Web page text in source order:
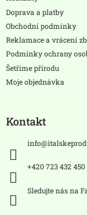
Doprava a platby
Obchodní podmínky
Reklamace a vrácení
Podmínky ochrany
Šetříme přírodu
Moje objednávka
Kontakt
info@
+420 723 432 450
Sledujte nás na